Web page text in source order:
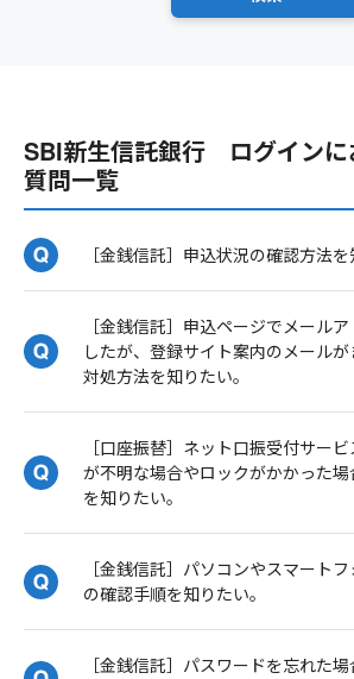
SBI新生信託銀行 ログインに
質問一覧
［金銭信託］申込状況の確認方法を
［金銭信託］申込ページでメール
したが、登録サイト案内のメールが
対処方法を知りたい。
［口座振替］ネット口振受付サー
が不明な場合やロックがかかった
を知りたい。
［金銭信託］パソコンやスマート
の確認手順を知りたい。
［金銭信託］パスワードを忘れた